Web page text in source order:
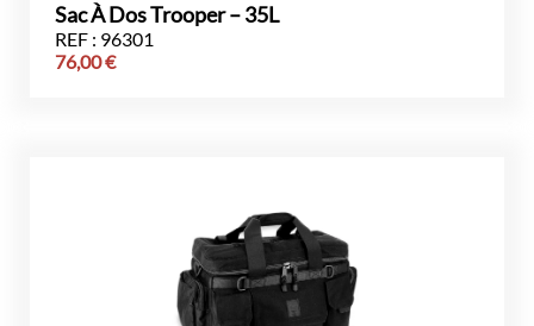
Sac À Dos Trooper – 35L
REF : 96301
76,00€